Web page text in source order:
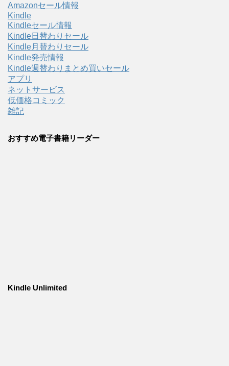
Amazonセール情報
Kindle
Kindleセール情報
Kindle日替わりセール
Kindle月替わりセール
Kindle発売情報
Kindle週替わりまとめ買いセール
アプリ
ネットサービス
低価格コミック
雑記
おすすめ電子書籍リーダー
Kindle Unlimited